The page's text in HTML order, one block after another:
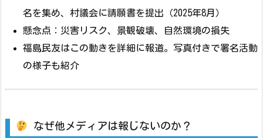
名を集め、村議会に請願書を提出（2025年8月）
懸念点：災害リスク、景観破壊、自然環境の損失
福島民友はこの動きを詳細に報道。写真付きで署名活動
の様子も紹介
なぜ他メディアは報じないのか？